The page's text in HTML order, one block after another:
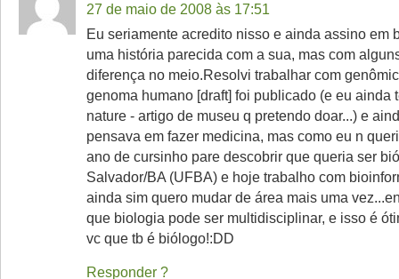
27 de maio de 2008 às 17:51
Eu seriamente acredito nisso e ainda assino em
uma história parecida com a sua, mas com
diferença no meio.Resolvi trabalhar com
genoma humano [draft] foi publicado (e eu ainda
nature - artigo de museu q pretendo doar...) e
pensava em fazer medicina, mas como eu n
ano de cursinho pare descobrir que queria ser
Salvador/BA (UFBA) e hoje trabalho com
ainda sim quero mudar de área mais uma
que biologia pode ser multidisciplinar, e isso é
vc que tb é biólogo!:DD
Responder